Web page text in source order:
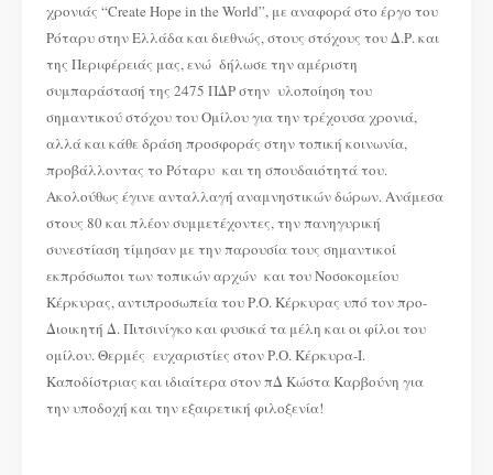
χρονιάς “Create Hope in the World”, με αναφορά στο έργο του
Ρόταρυ στην Ελλάδα και διεθνώς, στους στόχους του Δ.Ρ. και
της Περιφέρειάς μας, ενώ δήλωσε την αμέριστη
συμπαράστασή της 2475 ΠΔΡ στην υλοποίηση του
σημαντικού στόχου του Ομίλου για την τρέχουσα χρονιά,
αλλά και κάθε δράση προσφοράς στην τοπική κοινωνία,
προβάλλοντας το Ρόταρυ και τη σπουδαιότητά του.
Ακολούθως έγινε ανταλλαγή αναμνηστικών δώρων. Ανάμεσα
στους 80 και πλέον συμμετέχοντες, την πανηγυρική
συνεστίαση τίμησαν με την παρουσία τους σημαντικοί
εκπρόσωποι των τοπικών αρχών και του Νοσοκομείου
Κέρκυρας, αντιπροσωπεία του Ρ.Ο. Κέρκυρας υπό τον προ-
Διοικητή Δ. Πιτσινίγκο και φυσικά τα μέλη και οι φίλοι του
ομίλου. Θερμές ευχαριστίες στον Ρ.Ο. Κέρκυρα-Ι.
Καποδίστριας και ιδιαίτερα στον πΔ Κώστα Καρβούνη για
την υποδοχή και την εξαιρετική φιλοξενία!